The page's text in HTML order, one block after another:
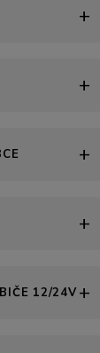
12/24V